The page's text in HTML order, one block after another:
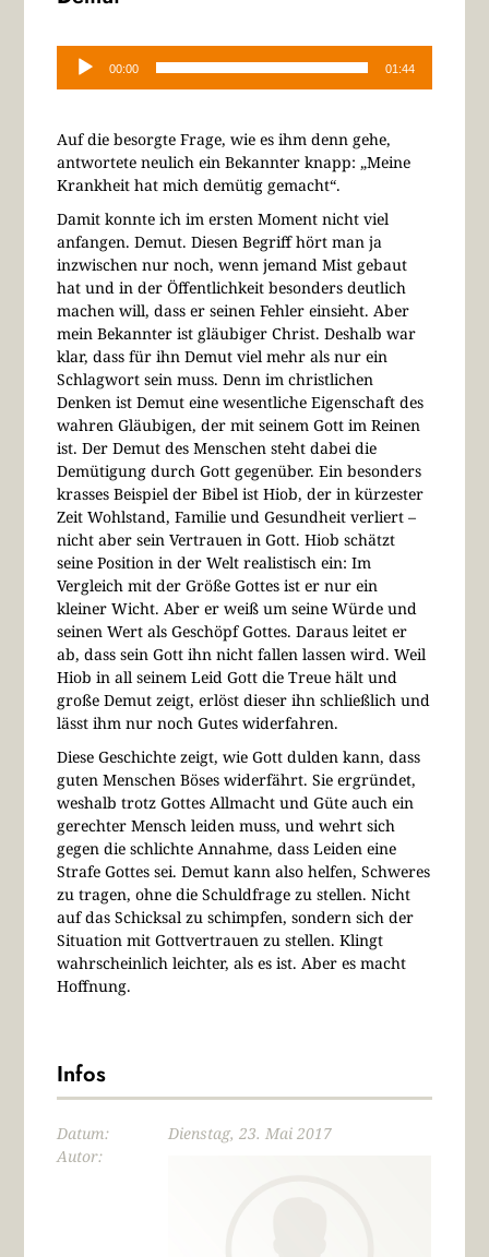
Player
00:00 01:44
Auf die besorgte Frage, wie es ihm denn gehe,
antwortete neulich ein Bekannter knapp: „Meine
Krankheit hat mich demütig gemacht“.
Damit konnte ich im ersten Moment nicht viel
anfangen. Demut. Diesen Begriff hört man ja
inzwischen nur noch, wenn jemand Mist gebaut
hat und in der Öffentlichkeit besonders deutlich
machen will, dass er seinen Fehler einsieht. Aber
mein Bekannter ist gläubiger Christ. Deshalb war
klar, dass für ihn Demut viel mehr als nur ein
Schlagwort sein muss. Denn im christlichen
Denken ist Demut eine wesentliche Eigenschaft des
wahren Gläubigen, der mit seinem Gott im Reinen
ist. Der Demut des Menschen steht dabei die
Demütigung durch Gott gegenüber. Ein besonders
krasses Beispiel der Bibel ist Hiob, der in kürzester
Zeit Wohlstand, Familie und Gesundheit verliert –
nicht aber sein Vertrauen in Gott. Hiob schätzt
seine Position in der Welt realistisch ein: Im
Vergleich mit der Größe Gottes ist er nur ein
kleiner Wicht. Aber er weiß um seine Würde und
seinen Wert als Geschöpf Gottes. Daraus leitet er
ab, dass sein Gott ihn nicht fallen lassen wird. Weil
Hiob in all seinem Leid Gott die Treue hält und
große Demut zeigt, erlöst dieser ihn schließlich und
lässt ihm nur noch Gutes widerfahren.
Diese Geschichte zeigt, wie Gott dulden kann, dass
guten Menschen Böses widerfährt. Sie ergründet,
weshalb trotz Gottes Allmacht und Güte auch ein
gerechter Mensch leiden muss, und wehrt sich
gegen die schlichte Annahme, dass Leiden eine
Strafe Gottes sei. Demut kann also helfen, Schweres
zu tragen, ohne die Schuldfrage zu stellen. Nicht
auf das Schicksal zu schimpfen, sondern sich der
Situation mit Gottvertrauen zu stellen. Klingt
wahrscheinlich leichter, als es ist. Aber es macht
Hoffnung.
Infos
Datum:
Dienstag, 23. Mai 2017
Autor: